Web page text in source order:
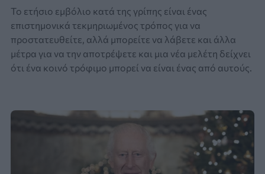
Το ετήσιο εμβόλιο κατά της γρίπης είναι ένας
επιστημονικά τεκμηριωμένος τρόπος για να
προστατευθείτε, αλλά μπορείτε να λάβετε και άλλα
μέτρα για να την αποτρέψετε και μια νέα μελέτη δείχνει
ότι ένα κοινό τρόφιμο μπορεί να είναι ένας από αυτούς.